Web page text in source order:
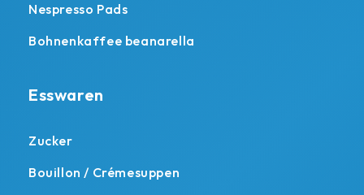
Nespresso Pads
Bohnenkaffee beanarella
Esswaren
Zucker
Bouillon / Crémesuppen